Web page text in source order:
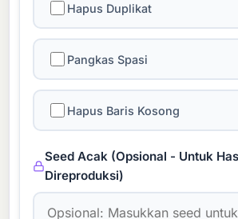
Hapus Duplikat
Pangkas Spasi
Hapus Baris Kosong
Seed Acak (Opsional - Untuk
Direproduksi)